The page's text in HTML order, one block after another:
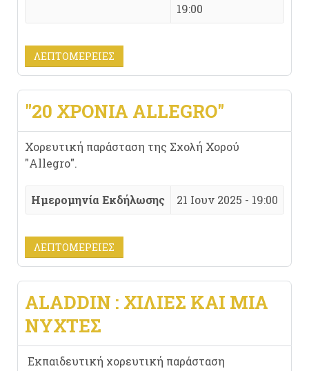
19:00
ΛΕΠΤΟΜΈΡΕΙΕΣ
"20 ΧΡΌΝΙΑ ALLEGRO"
Χορευτική παράσταση της Σχολή Χορού
"Allegro".
Ημερομηνία Εκδήλωσης 21 Ιουν 2025 - 19:00
ΛΕΠΤΟΜΈΡΕΙΕΣ
ALADDIN : ΧΊΛΙΕΣ ΚΑΙ ΜΙΑ
ΝΎΧΤΕΣ
Εκπαιδευτική χορευτική παράσταση